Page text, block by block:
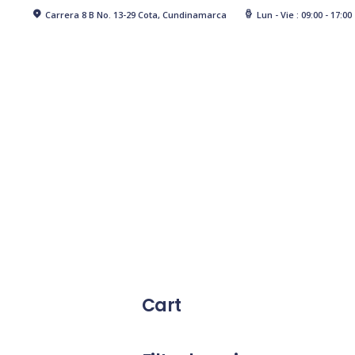
Carrera 8 B No. 13-29 Cota, Cundinamarca Lun - Vie : 09:00 - 17:00
Cart